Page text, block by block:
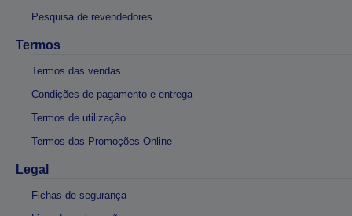
Pesquisa de revendedores
Termos
Termos das vendas
Condições de pagamento e entrega
Termos de utilização
Termos das Promoções Online
Legal
Fichas de segurança